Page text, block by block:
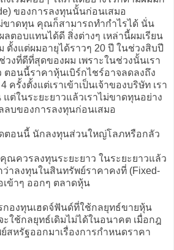
ของการลงทุนนั้นก่อนเสมอ
าดทุน คุณก็สามารถทำกำไรได้ นั่น
ลตอบแทนได้ดี สิ่งต่างๆ เหล่านี้ผมเรียน
ตั้งแต่ผมอายุได้ราวๆ 20 ปี ในช่วงสิบปี
งที่ดีที่สุดของผม เพราะในช่วงนั้นเรา
ตอนนี้ราคาหุ้นเบิร์กไชร์อาจลดลงถึง
ครั้งตั้งแต่เราเข้าเป็นเจ้าของบริษัท เรา
ต่ในระยะยาวแล้วเราไม่ขาดทุนอย่าง
บของการลงทุนก่อนเสมอ
ตอนนี้ นักลงทุนส่วนใหญ่โลภหรือกลัว
ควรลงทุนระยะยาว ในระยะยาวแล้ว
าลงทุนในสินทรัพย์ราคาคงที่ (Fixed-
เข้าๆ ออกๆ ตลาดหุ้น
องทุนเฮดจ์ฟันด์ที่ใช้กลยุทธ์ขายหุ้น
ใช้กลยุทธ์เดิมไม่ได้ในอนาคต เมื่อกฎ
สหรัฐออกมาเรื่องการกำหนดราคา